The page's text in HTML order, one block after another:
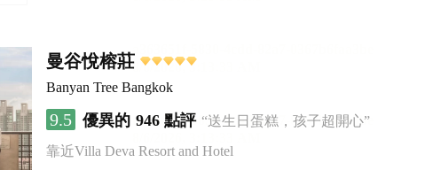
曼谷悅榕莊
Banyan Tree Bangkok
9.5 優異的 946 點評 “送生日蛋糕，孩子超開心”
靠近Villa Deva Resort and Hotel